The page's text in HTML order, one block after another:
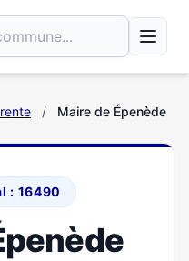
/ Maire de Épenède
: 16490